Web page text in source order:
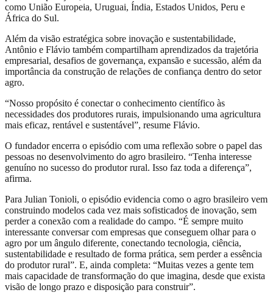
como União Europeia, Uruguai, Índia, Estados Unidos, Peru e
África do Sul.
Além da visão estratégica sobre inovação e sustentabilidade,
Antônio e Flávio também compartilham aprendizados da trajetória
empresarial, desafios de governança, expansão e sucessão, além da
importância da construção de relações de confiança dentro do setor
agro.
“Nosso propósito é conectar o conhecimento científico às
necessidades dos produtores rurais, impulsionando uma agricultura
mais eficaz, rentável e sustentável”, resume Flávio.
O fundador encerra o episódio com uma reflexão sobre o papel das
pessoas no desenvolvimento do agro brasileiro. “Tenha interesse
genuíno no sucesso do produtor rural. Isso faz toda a diferença”,
afirma.
Para Julian Tonioli, o episódio evidencia como o agro brasileiro vem
construindo modelos cada vez mais sofisticados de inovação, sem
perder a conexão com a realidade do campo. “É sempre muito
interessante conversar com empresas que conseguem olhar para o
agro por um ângulo diferente, conectando tecnologia, ciência,
sustentabilidade e resultado de forma prática, sem perder a essência
do produtor rural”. E, ainda completa: “Muitas vezes a gente tem
mais capacidade de transformação do que imagina, desde que exista
visão de longo prazo e disposição para construir”.